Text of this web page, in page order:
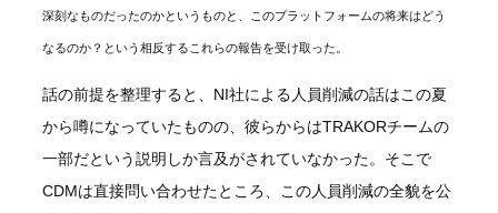
深刻なものだったのかというものと、このプラットフォームの将来はどう
なるのか？という相反するこれらの報告を受け取った。
話の前提を整理すると、NI社による人員削減の話はこの夏
から噂になっていたものの、彼らからはTRAKORチームの
一部だという説明しか言及がされていなかった。そこで
CDMは直接問い合わせたところ、この人員削減の全貌を公